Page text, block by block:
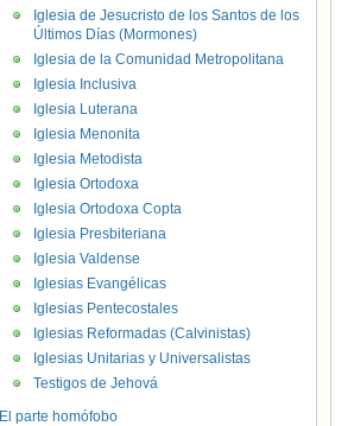
Iglesia de Jesucristo de los Santos de los
Últimos Días (Mormones)
Iglesia de la Comunidad Metropolitana
Iglesia Inclusiva
Iglesia Luterana
Iglesia Menonita
Iglesia Metodista
Iglesia Ortodoxa
Iglesia Ortodoxa Copta
Iglesia Presbiteriana
Iglesia Valdense
Iglesias Evangélicas
Iglesias Pentecostales
Iglesias Reformadas (Calvinistas)
Iglesias Unitarias y Universalistas
Testigos de Jehová
El parte homófobo